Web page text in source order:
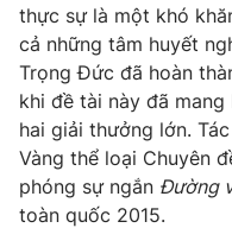
thực sự là một khó
cả những tâm huyết
Trọng Đức đã hoàn
khi đề tài này đã
hai giải thưởng lớn.
Vàng thể loại Chuyên
phóng sự ngắn Đường
toàn quốc 2015.